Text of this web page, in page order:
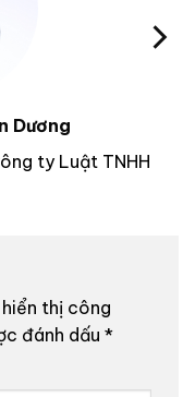
Dương
ty Luật TNHH
thị công
đánh dấu *